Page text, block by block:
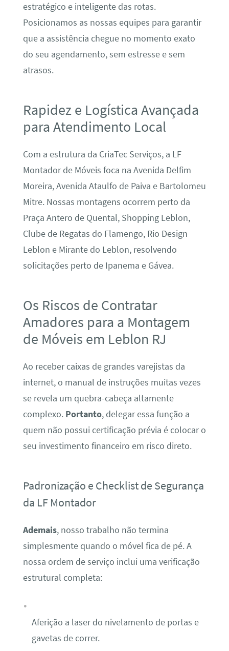
estratégico e inteligente das rotas.
Posicionamos as nossas equipes para garantir
que a assistência chegue no momento exato
do seu agendamento, sem estresse e sem
atrasos.
Rapidez e Logística Avançada
para Atendimento Local
Com a estrutura da CriaTec Serviços, a LF
Montador de Móveis foca na Avenida Delfim
Moreira, Avenida Ataulfo de Paiva e Bartolomeu
Mitre. Nossas montagens ocorrem perto da
Praça Antero de Quental, Shopping Leblon,
Clube de Regatas do Flamengo, Rio Design
Leblon e Mirante do Leblon, resolvendo
solicitações perto de Ipanema e Gávea.
Os Riscos de Contratar
Amadores para a Montagem
de Móveis em Leblon RJ
Ao receber caixas de grandes varejistas da
internet, o manual de instruções muitas vezes
se revela um quebra-cabeça altamente
complexo. Portanto, delegar essa função a
quem não possui certificação prévia é colocar o
seu investimento financeiro em risco direto.
Padronização e Checklist de Segurança
da LF Montador
Ademais, nosso trabalho não termina
simplesmente quando o móvel fica de pé. A
nossa ordem de serviço inclui uma verificação
estrutural completa:
Aferição a laser do nivelamento de portas e
gavetas de correr.